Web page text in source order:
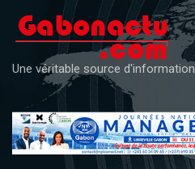
content
Une véritable source d'information